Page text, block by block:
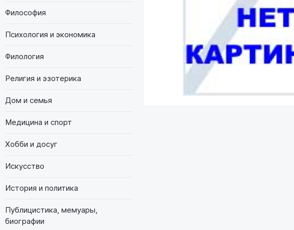
Философия
Психология и экономика
Филология
Религия и эзотерика
Дом и семья
Медицина и спорт
Хобби и досуг
Искусство
История и политика
Публицистика, мемуары,
биографии